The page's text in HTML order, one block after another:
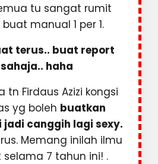
tu sangat rumit
manual 1 per 1.
terus.. buat report
haha
tn Firdaus Azizi kongsi
yg boleh buatkan
jadi canggih lagi sexy.
Memang inilah ilmu
7 tahun ini! .